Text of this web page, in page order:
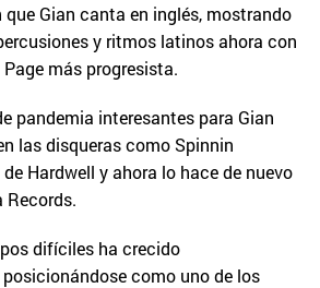
Gian canta en inglés, mostrando
y ritmos latinos ahora con
más progresista.
pandemia interesantes para Gian
las disqueras como Spinnin
de Hardwell y ahora lo hace de nuevo
Records.
difíciles ha crecido
como uno de los